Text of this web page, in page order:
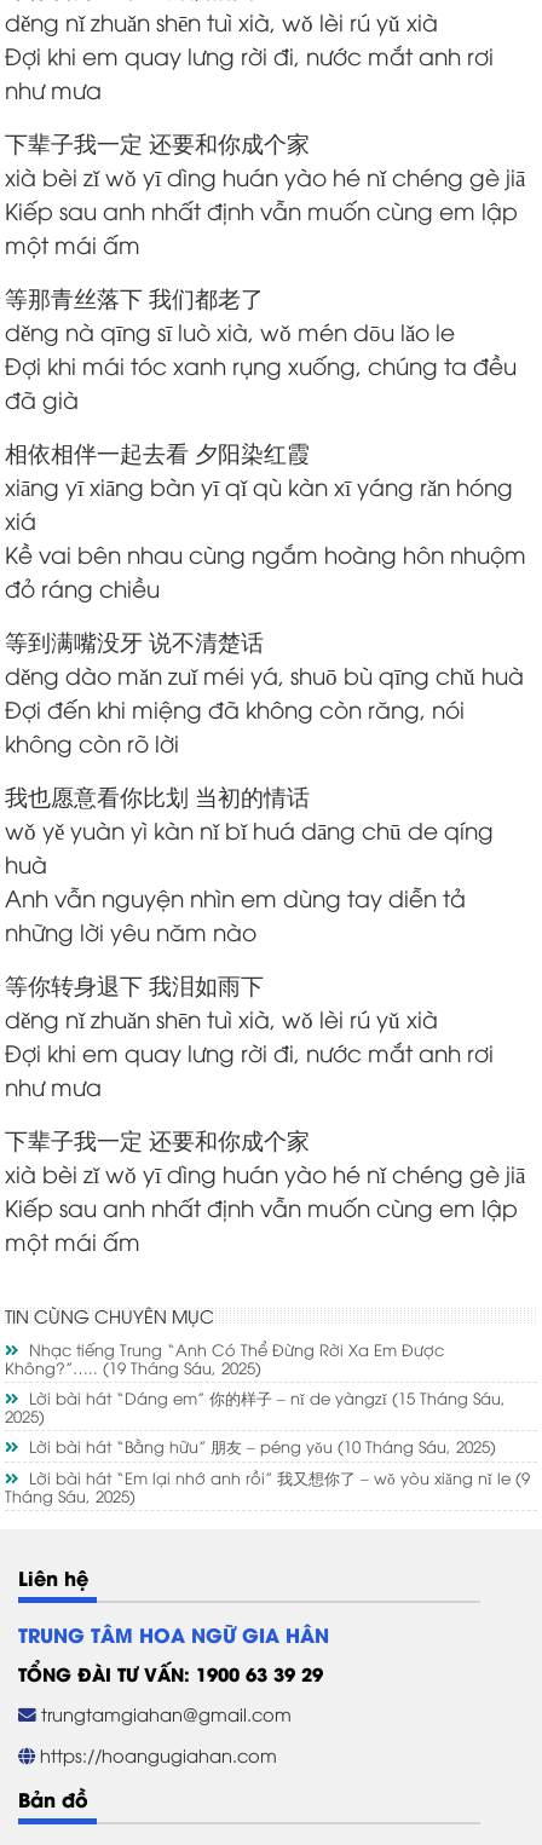
děng nǐ zhuǎn shēn tuì xià, wǒ lèi rú yǔ xià
Đợi khi em quay lưng rời đi, nước mắt anh rơi
như mưa
下辈子我一定 还要和你成个家
xià bèi zǐ wǒ yī dìng huán yào hé nǐ chéng gè jiā
Kiếp sau anh nhất định vẫn muốn cùng em lập
một mái ấm
等那青丝落下 我们都老了
děng nà qīng sī luò xià, wǒ mén dōu lǎo le
Đợi khi mái tóc xanh rụng xuống, chúng ta đều
đã già
相依相伴一起去看 夕阳染红霞
xiāng yī xiāng bàn yī qǐ qù kàn xī yáng rǎn hóng
xiá
Kề vai bên nhau cùng ngắm hoàng hôn nhuộm
đỏ ráng chiều
等到满嘴没牙 说不清楚话
děng dào mǎn zuǐ méi yá, shuō bù qīng chǔ huà
Đợi đến khi miệng đã không còn răng, nói
không còn rõ lời
我也愿意看你比划 当初的情话
wǒ yě yuàn yì kàn nǐ bǐ huá dāng chū de qíng
huà
Anh vẫn nguyện nhìn em dùng tay diễn tả
những lời yêu năm nào
等你转身退下 我泪如雨下
děng nǐ zhuǎn shēn tuì xià, wǒ lèi rú yǔ xià
Đợi khi em quay lưng rời đi, nước mắt anh rơi
như mưa
下辈子我一定 还要和你成个家
xià bèi zǐ wǒ yī dìng huán yào hé nǐ chéng gè jiā
Kiếp sau anh nhất định vẫn muốn cùng em lập
một mái ấm
TIN CÙNG CHUYÊN MỤC
Nhạc tiếng Trung “Anh Có Thể Đừng Rời Xa Em Được
Không?”…..(19 Tháng Sáu, 2025)
Lời bài hát “Dáng em” 你的样子 – nǐ de yàngzǐ(15 Tháng Sáu,
2025)
Lời bài hát “Bằng hữu” 朋友 – péng yǒu(10 Tháng Sáu, 2025)
Lời bài hát “Em lại nhớ anh rồi” 我又想你了 – wǒ yòu xiǎng nǐ le(9
Tháng Sáu, 2025)
Liên hệ
TRUNG TÂM HOA NGỮ GIA HÂN
TỔNG ĐÀI TƯ VẤN: 1900 63 39 29
trungtamgiahan@gmail.com
https://hoangugiahan.com
Bản đồ